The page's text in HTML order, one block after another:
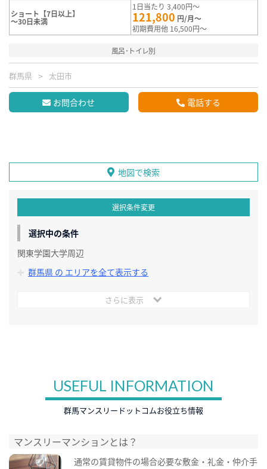
ショート【7日以上】
～30日未満
1日当たり 3,400円～
121,800 円/月～
初期費用他 16,500円～
風呂･トイレ別
群馬県 太田市
お問合わせ 電話する
地図で検索
選択条件変更
選択中の条件
関東学園大学周辺
群馬県 の エリアを全て表示する
さらに表示
USEFUL INFORMATION
群馬マンスリードットコムお役立ち情報
マンスリーマンションとは？
通常の賃貸物件の場合必要な敷金・礼金・仲介手